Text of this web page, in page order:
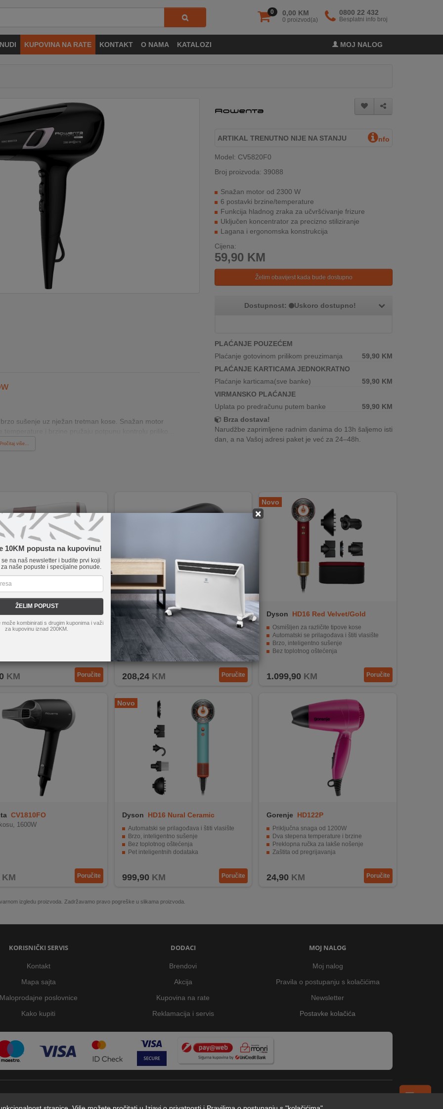
0 0,00 KM
0 proizvod(a)
0800 22 432
Besplatni info broj
KUPOVINA NA RATE KONTAKT O NAMA KATALOZI MOJ NALOG
×
10KM popusta na kupovinu!
se na naš newsletter i budite prvi koji
naše popuste i specijalne ponude.
ŽELIM POPUST
može kombinirati s drugim kuponima i važi
za kupovinu iznad 200KM.
sušenje uz nježan tretman kose. Snažan motor
Pročitaj više...
ARTIKAL TRENUTNO NIJE NA STANJU nfo
Model: CV5820F0
Broj proizvoda: 39088
Snažan motor od 2300 W
6 postavki brzine/temperature
Funkcija hladnog zraka za učvršćivanje frizure
Uključen koncentrator za precizno stiliziranje
Lagana i ergonomska konstrukcija
Cijena:
59,90 KM
Želim obavijest kada bude dostupno
Dostupnost: Uskoro dostupno!
PLAĆANJE POUZEĆEM
Plaćanje gotovinom prilikom preuzimanja
59,90 KM
PLAĆANJE KARTICAMA JEDNOKRATNO
Plaćanje karticama(sve banke)
59,90 KM
VIRMANSKO PLAĆANJE
Uplata po predračunu putem banke
59,90 KM
Brza dostava!
Narudžbe zaprimljene radnim danima do 13h šaljemo isti
dan, a na Vašoj adresi paket je već za 24–48h.
CV7461F0
2400 W, Premium Care
KM Poručite
Philips N00001057
PHILIPS Fen HPS920\00
208,24KM Poručite
Novo
Dyson
HD16 Red Velvet/Gold
Straight+Wavy
Osmišljen za različite tipove kose
Automatski se prilagođava i štiti vlasište
Brzo, inteligentno sušenje
Bez toplotnog oštećenja
1.099,90 KM Poručite
CV1810FO
1600W
KM Poručite
Novo
Dyson
HD16 Nural Ceramic
Automatski se prilagođava i štiti vlasište
Brzo, inteligentno sušenje
Bez toplotnog oštećenja
Pet inteligentnih dodataka
999,90 KM Poručite
Gorenje HD122P
Priključna snaga od 1200W
Dva stepena temperature i brzine
Preklopna ručka za lakše nošenje
Zaštita od pregrijavanja
24,90 KM Poručite
izgledu proizvoda. Zadržavamo pravo pogreške u slikama proizvoda.
KORISNIČKI SERVIS
Kontakt
Mapa sajta
Maloprodajne poslovnice
Kako kupiti
DODACI
Brendovi
Akcija
Kupovina na rate
Reklamacija i servis
MOJ NALOG
Moj nalog
Pravila o postupanju s kolačićima
Newsletter
Postavke kolačića